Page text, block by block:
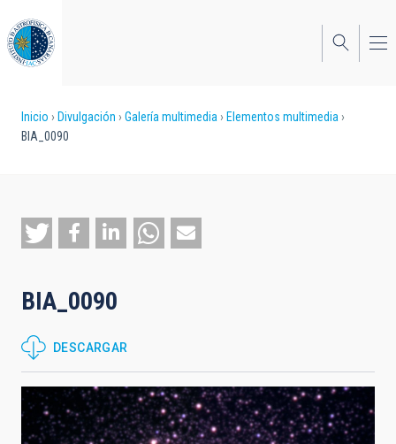
al
contenido
principal
Sobrescribir
ayuda
a
navegación
Inicio Divulgación Galería multimedia
Elementos multimedia
BIA_0090
BIA_0090
DESCARGAR